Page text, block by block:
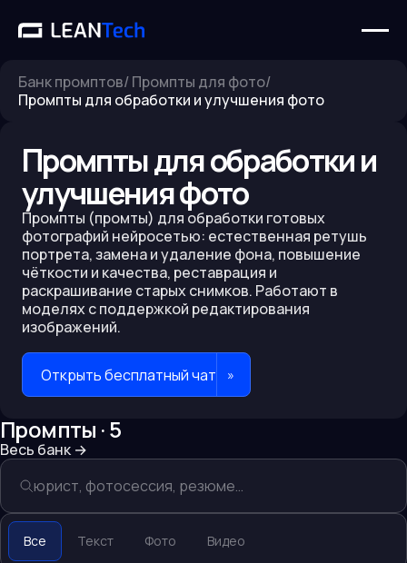
Банк промптов/Промпты для фото/
Промпты для обработки и улучшения фото
Промпты для обработки и
улучшения фото
Промпты (промты) для обработки готовых
фотографий нейросетью: естественная ретушь
портрета, замена и удаление фона, повышение
чёткости и качества, реставрация и
раскрашивание старых снимков. Работают в
моделях с поддержкой редактирования
изображений.
Открыть бесплатный чат »
Промпты ·5
Весь банк →
Все Текст Фото Видео